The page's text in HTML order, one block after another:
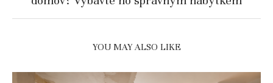
YOU MAY ALSO LIKE